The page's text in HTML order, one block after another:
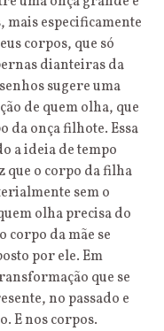
mais especificamente
corpos, que só
dianteiras da
sugere uma
de quem olha, que
da onça filhote. Essa
a ideia de tempo
que o corpo da filha
sem o
olha precisa do
corpo da mãe se
por ele. Em
que se
no passado e
E nos corpos.